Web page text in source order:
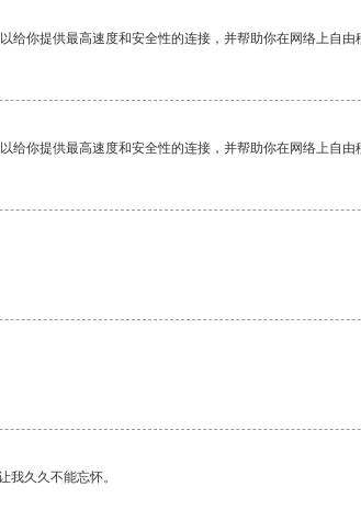
给你提供最高速度和安全性的连接，并帮助你在网络上自由
给你提供最高速度和安全性的连接，并帮助你在网络上自由
我久久不能忘怀。